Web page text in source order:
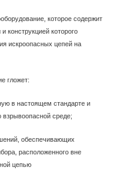
которое содержит
конструкцией которого
искроопасных цепей на
гложет:
в настоящем стандарте и
среде;
обеспечивающих
расположенного вне
цепью